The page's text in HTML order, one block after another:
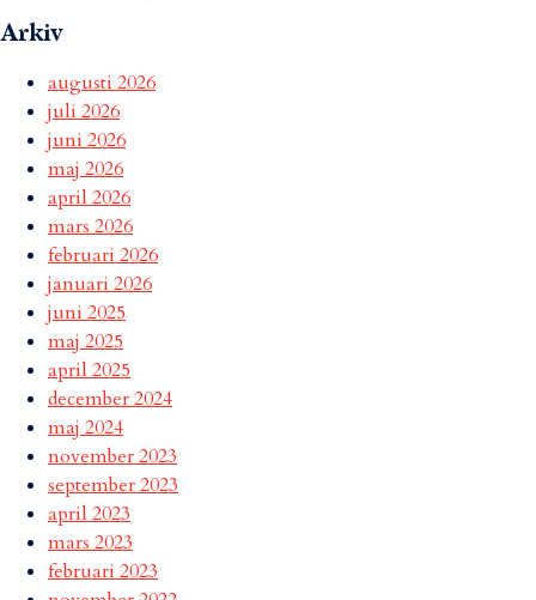
Arkiv
augusti 2026
juli 2026
juni 2026
maj 2026
april 2026
mars 2026
februari 2026
januari 2026
juni 2025
maj 2025
april 2025
december 2024
maj 2024
november 2023
september 2023
april 2023
mars 2023
februari 2023